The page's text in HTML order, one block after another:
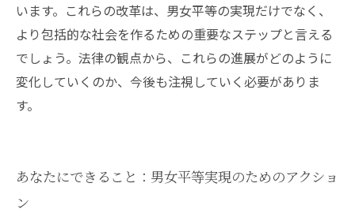
います。これらの改革は、男女平等の実現だけでなく、
より包括的な社会を作るための重要なステップと言える
でしょう。法律の観点から、これらの進展がどのように
変化していくのか、今後も注視していく必要がありま
す。
あなたにできること：男女平等実現のためのアクショ
ン